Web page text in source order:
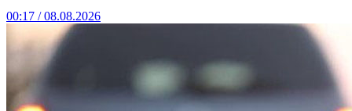
00:17 / 08.08.2026